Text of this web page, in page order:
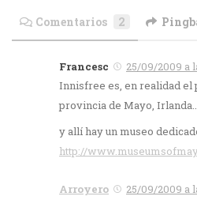
Comentarios 2
Francesc
25/09/2009 a
Innisfree es, en realidad el
provincia de Mayo, Irlanda..
y allí hay un museo
http://
Arroyero
25/09/2009 a